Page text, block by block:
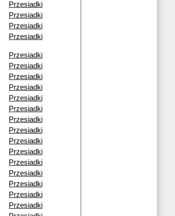
Przesiadki
Przesiadki
Przesiadki
Przesiadki
Przesiadki
Przesiadki
Przesiadki
Przesiadki
Przesiadki
Przesiadki
Przesiadki
Przesiadki
Przesiadki
Przesiadki
Przesiadki
Przesiadki
Przesiadki
Przesiadki
Przesiadki